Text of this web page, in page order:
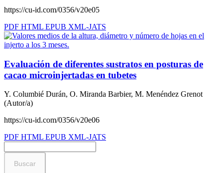
https://cu-id.com/0356/v20e05
PDF HTML EPUB XML-JATS
Evaluación de diferentes sustratos en posturas de
cacao microinjertadas en tubetes
Y. Columbié Durán, O. Miranda Barbier, M. Menéndez Grenot
(Autor/a)
https://cu-id.com/0356/v20e06
PDF HTML EPUB XML-JATS
Buscar